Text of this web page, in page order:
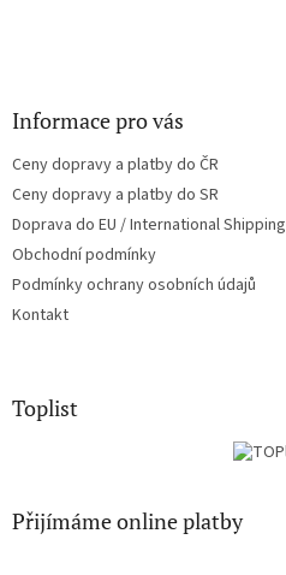
Informace pro vás
Ceny dopravy a platby do ČR
Ceny dopravy a platby do SR
Doprava do EU / International Shipping
Obchodní podmínky
Podmínky ochrany osobních údajů
Kontakt
Toplist
Přijímáme online platby